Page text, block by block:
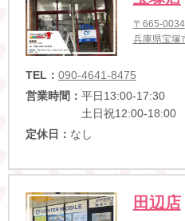
〒665-0034
兵庫県宝塚
TEL： 090-4641-8475
営業時間： 平日13:00-17:30
土日祝12:00-18:00
定休日： なし
田辺店